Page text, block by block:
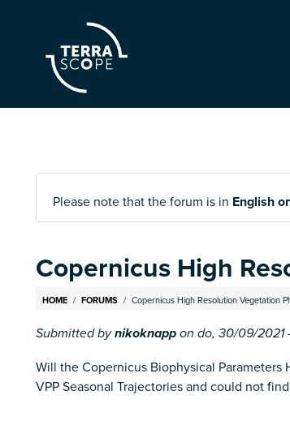
Please note that the forum is in English
Copernicus High
Breadcrumb
HOME FORUMS Copernicus High Resolution Vegetation
Submitted bynikoknapp on do, 30/09/2021
Will the Copernicus Biophysical
VPP Seasonal Trajectories and could not